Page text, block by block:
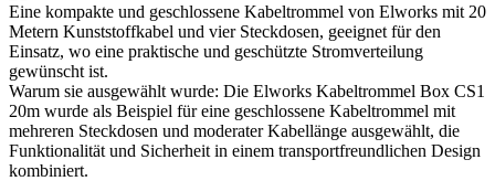
Eine kompakte und geschlossene Kabeltrommel von Elworks mit 20
Metern Kunststoffkabel und vier Steckdosen, geeignet für den
Einsatz, wo eine praktische und geschützte Stromverteilung
gewünscht ist.
Warum sie ausgewählt wurde: Die Elworks Kabeltrommel Box CS1
20m wurde als Beispiel für eine geschlossene Kabeltrommel mit
mehreren Steckdosen und moderater Kabellänge ausgewählt, die
Funktionalität und Sicherheit in einem transportfreundlichen Design
kombiniert.